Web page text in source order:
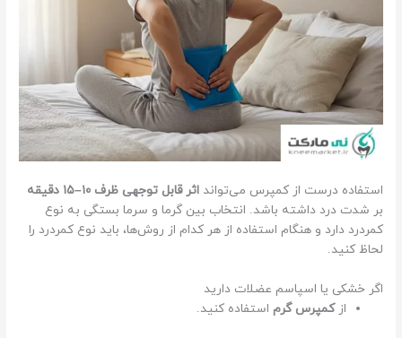
استفاده درست از کمپرس می‌توانداثر قابل توجهی ظرف ۱۰–۱۵ دقیقه
بر شدت درد داشته باشد. انتخاب بین گرما و سرما بستگی به نوع
کمردرد دارد و هنگام استفاده از هر کدام از روش‌ها، باید نوع کمردرد را
لحاظ کنید.
اگر خشکی یا اسپاسم عضلات دارید
ازکمپرس گرم استفاده کنید.